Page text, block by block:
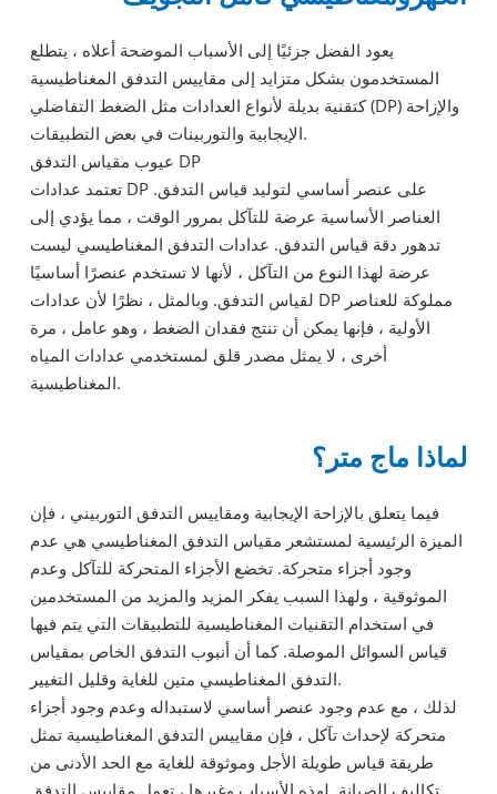
يعود الفضل جزئيًا إلى الأسباب الموضحة أعلاه ، يتطلع
المستخدمون بشكل متزايد إلى مقاييس التدفق المغناطيسية
كتقنية بديلة لأنواع العدادات مثل الضغط التفاضلي (DP) والإزاحة
الإيجابية والتوربينات في بعض التطبيقات.
عيوب مقياس التدفق DP
تعتمد عدادات DP على عنصر أساسي لتوليد قياس التدفق.
العناصر الأساسية عرضة للتآكل بمرور الوقت ، مما يؤدي إلى
تدهور دقة قياس التدفق. عدادات التدفق المغناطيسي ليست
عرضة لهذا النوع من التآكل ، لأنها لا تستخدم عنصرًا أساسيًا
لقياس التدفق. وبالمثل ، نظرًا لأن عدادات DP مملوكة للعناصر
الأولية ، فإنها يمكن أن تنتج فقدان الضغط ، وهو عامل ، مرة
أخرى ، لا يمثل مصدر قلق لمستخدمي عدادات المياه
المغناطيسية.
لماذا ماج متر؟
فيما يتعلق بالإزاحة الإيجابية ومقاييس التدفق التوربيني ، فإن
الميزة الرئيسية لمستشعر مقياس التدفق المغناطيسي هي عدم
وجود أجزاء متحركة. تخضع الأجزاء المتحركة للتآكل وعدم
الموثوقية ، ولهذا السبب يفكر المزيد والمزيد من المستخدمين
في استخدام التقنيات المغناطيسية للتطبيقات التي يتم فيها
قياس السوائل الموصلة. كما أن أنبوب التدفق الخاص بمقياس
التدفق المغناطيسي متين للغاية وقليل التغيير.
لذلك ، مع عدم وجود عنصر أساسي لاستبداله وعدم وجود أجزاء
متحركة لإحداث تآكل ، فإن مقاييس التدفق المغناطيسية تمثل
طريقة قياس طويلة الأجل وموثوقة للغاية مع الحد الأدنى من
تكاليف الصيانة. لهذه الأسباب وغيرها ، تعمل مقاييس التدفق